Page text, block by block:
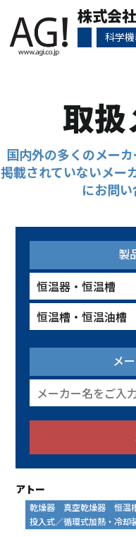
株式会
科学
取扱
国内外の多くのメーカ
掲載されていないメー
にお問い
製
メ
アトー
乾燥器 真空乾燥器
恒温
投入式／循環式加熱・冷却